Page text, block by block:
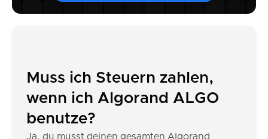
Muss ich Steuern zahlen,
wenn ich Algorand ALGO
benutze?
Ja, du musst deinen gesamten Algorand